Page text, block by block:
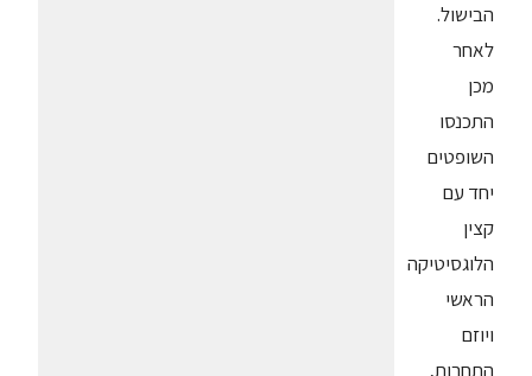
הבישול.
לאחר
מכן
התכנסו
השופטים
יחד עם
קצין
הלוגסיטיקה
הראשי
ויוזם
התחרות,